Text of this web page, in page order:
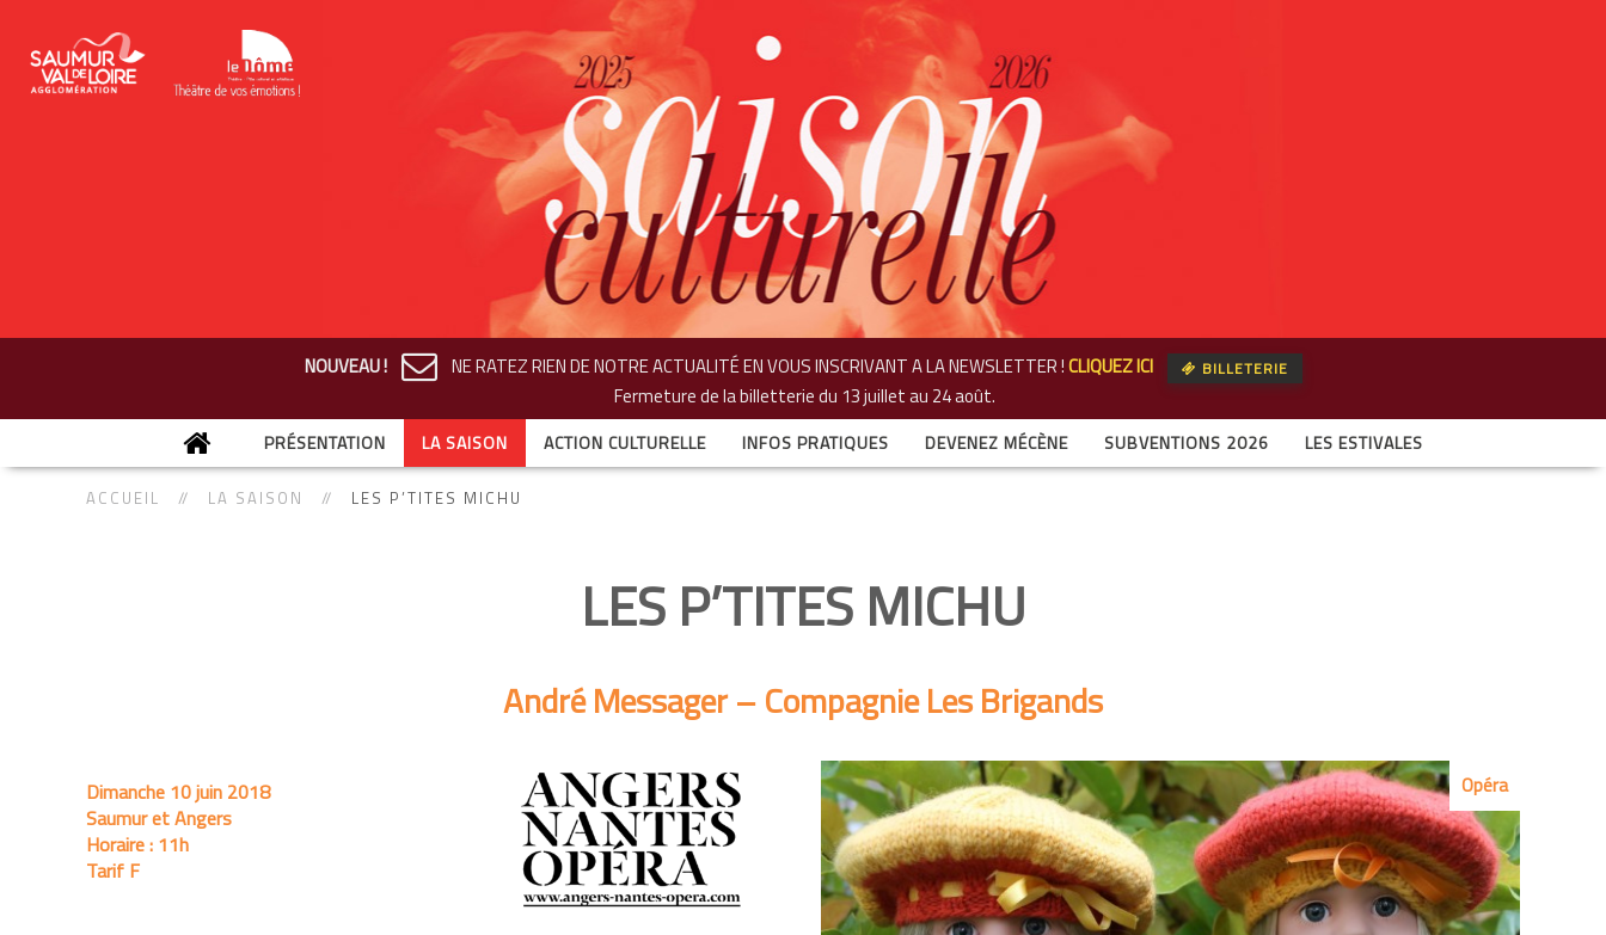
NOUVEAU ! NE RATEZ RIEN DE NOTRE ACTUALITÉ EN VOUS INSCRIVANT A LA NEWSLETTER !CLIQUEZ ICI BILLETERIE
Fermeture de la billetteriedu 13 juillet au 24 août.
PRÉSENTATION LA SAISON ACTION CULTURELLE INFOS PRATIQUES DEVENEZ MÉCÈNE SUBVENTIONS 2026 LES ESTIVALES
ACCUEIL LA SAISON LES P’TITES MICHU
LES P’TITES MICHU
André Messager – Compagnie Les Brigands
Dimanche 10 juin 2018
Saumur et Angers
Horaire : 11h
Tarif F
Opéra